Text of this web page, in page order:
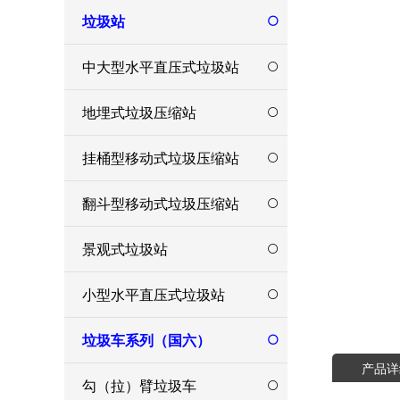
垃圾站
中大型水平直压式垃圾站
地埋式垃圾压缩站
挂桶型移动式垃圾压缩站
翻斗型移动式垃圾压缩站
景观式垃圾站
小型水平直压式垃圾站
垃圾车系列（国六）
勾（拉）臂垃圾车
产品